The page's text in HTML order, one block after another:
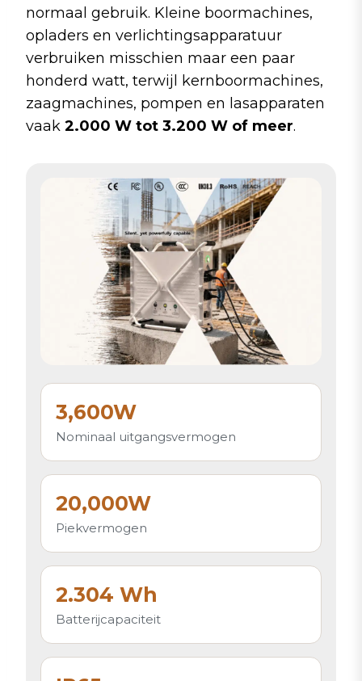
normaal gebruik. Kleine boormachines,
opladers en verlichtingsapparatuur
verbruiken misschien maar een paar
honderd watt, terwijl kernboormachines,
zaagmachines, pompen en lasapparaten
vaak 2.000 W tot 3.200 W of meer.
3,600W
Nominaal uitgangsvermogen
20,000W
Piekvermogen
2.304 Wh
Batterijcapaciteit